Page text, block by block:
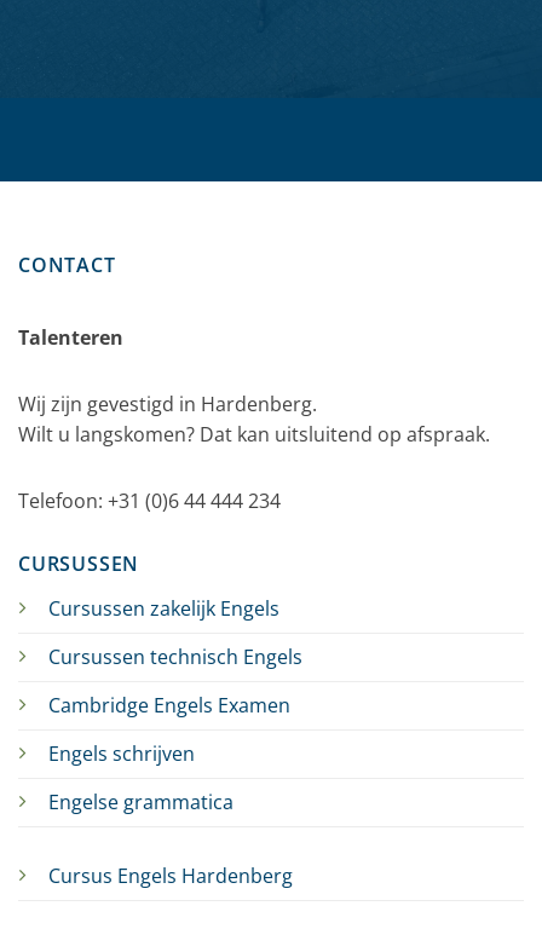
CONTACT
Talenteren
Wij zijn gevestigd in Hardenberg.
Wilt u langskomen? Dat kan uitsluitend op afspraak.
Telefoon: +31 (0)6 44 444 234
CURSUSSEN
Cursussen zakelijk Engels
Cursussen technisch Engels
Cambridge Engels Examen
Engels schrijven
Engelse grammatica
Cursus Engels Hardenberg